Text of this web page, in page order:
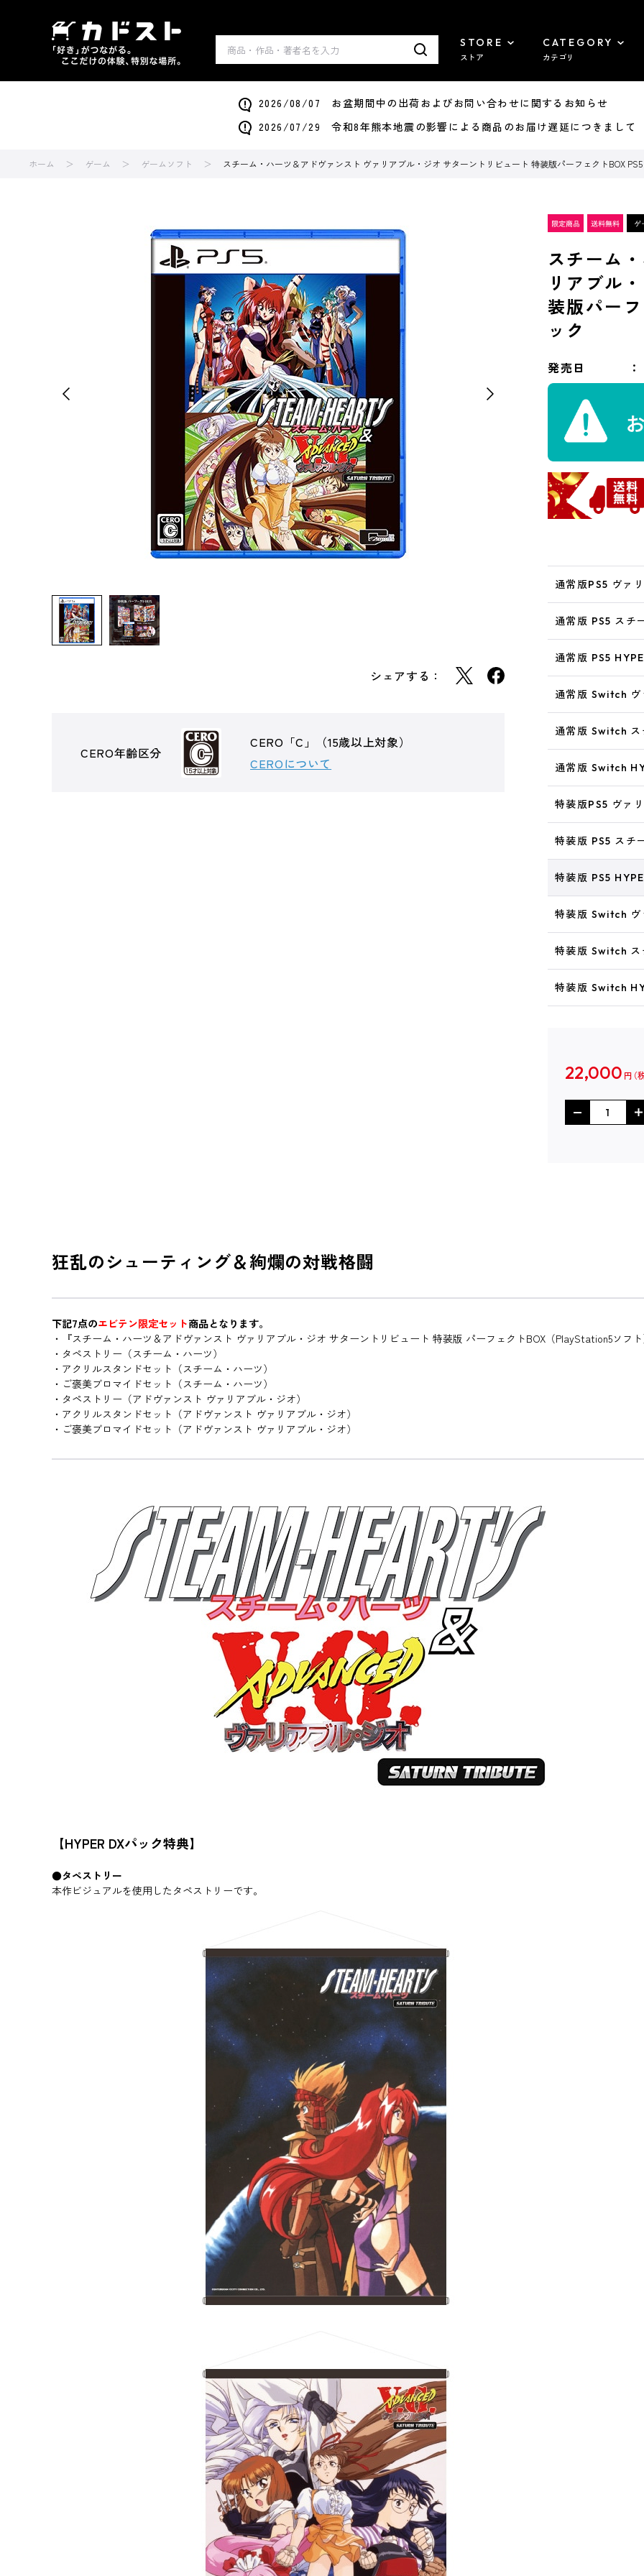
STORE
ストア
CATEGORY
カテゴリ
2026/08/07 お盆期間中の出荷およびお問い合わせに関するお知らせ
2026/07/29 令和8年熊本地震の影響による商品のお届け遅延につきまして
ホーム ゲーム ゲームソフト スチーム・ハーツ＆アドヴァンスト ヴァリアブル・ジオ サターントリビュート 特装版パーフェクトBOX PS5
シェアする：
CERO年齢区分
CERO「C」（15歳以上対象）
CEROについて
スチーム
リアブル
装版パー
ック
発売日
通常版PS5 ヴァ
通常版 PS5 スチ
通常版 PS5
通常版 Switch
通常版 Switch
通常版 Switch
特装版PS5 ヴァ
特装版 PS5 スチ
特装版 PS5
特装版 Switch ヴ
特装版 Switch ス
特装版 Switch
22,000 円
狂乱のシューティング＆絢爛の対戦格闘
下記7点のエビテン限定セット商品となります。
・『スチーム・ハーツ＆アドヴァンスト ヴァリアブル・ジオ サターントリビュート 特装版 パーフェクトBOX（PlayStation5ソフ
・タペストリー（スチーム・ハーツ）
・アクリルスタンドセット（スチーム・ハーツ）
・ご褒美ブロマイドセット（スチーム・ハーツ）
・タペストリー（アドヴァンスト ヴァリアブル・ジオ）
・アクリルスタンドセット（アドヴァンスト ヴァリアブル・ジオ）
・ご褒美ブロマイドセット（アドヴァンスト ヴァリアブル・ジオ）
【HYPER DXパック特典】
●タペストリー
本作ビジュアルを使用したタペストリーです。